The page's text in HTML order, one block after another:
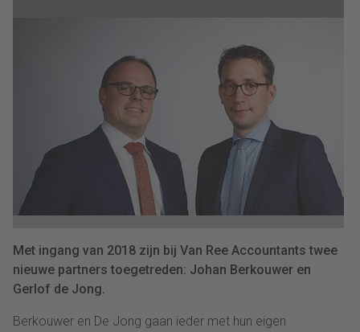
Met ingang van 2018 zijn bij Van Ree Accountants twee
nieuwe partners toegetreden: Johan Berkouwer en
Gerlof de Jong.
Berkouwer en De Jong gaan ieder met hun eigen